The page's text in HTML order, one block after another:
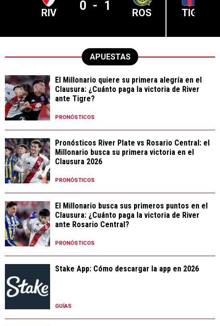
RIV 0 - 1 ROS TIG
APUESTAS
El Millonario quiere su primera alegría en el
Clausura: ¿Cuánto paga la victoria de River
ante Tigre?
PRONÓSTICOS
Pronósticos River Plate vs Rosario Central: el
Millonario busca su primera victoria en el
Clausura 2026
PRONÓSTICOS
El Millonario busca sus primeros puntos en el
Clausura: ¿Cuánto paga la victoria de River
ante Rosario Central?
PRONÓSTICOS
Stake App: Cómo descargar la app en 2026
GUÍAS